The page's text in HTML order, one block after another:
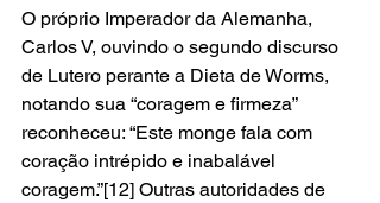
O próprio Imperador da Alemanha,
Carlos V, ouvindo o segundo discurso
de Lutero perante a Dieta de Worms,
notando sua “coragem e firmeza”
reconheceu: “Este monge fala com
coração intrépido e inabalável
coragem.”[12] Outras autoridades de